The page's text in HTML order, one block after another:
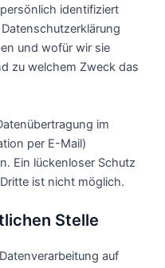
identifiziert
und wofür wir sie
zu welchem Zweck das
im
per E-Mail)
Ein lückenloser Schutz
ist nicht möglich.
Stelle
auf